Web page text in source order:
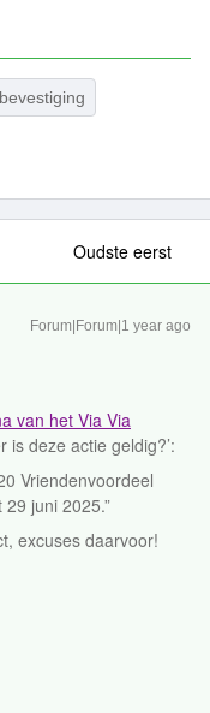
bevestiging
Oudste eerst
Forum|Forum|1 year ago
van het Via Via
is deze actie geldig?’:
Vriendenvoordeel
juni 2025.”
excuses daarvoor!